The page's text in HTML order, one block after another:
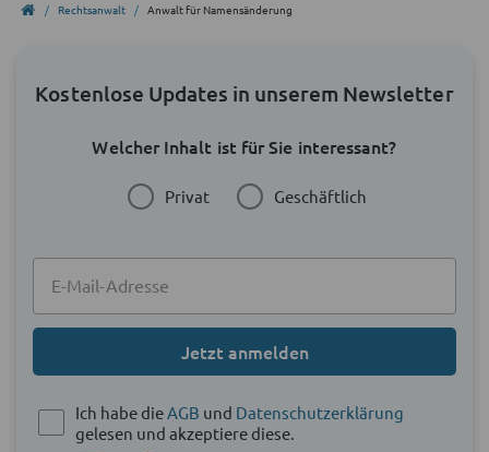
Rechtsanwalt Anwalt für Namensänderung
Kostenlose Updates in unserem Newsletter
Welcher Inhalt ist für Sie interessant?
Privat Geschäftlich
Jetzt anmelden
Ich habe die AGB und Datenschutzerklärung
gelesen und akzeptiere diese.